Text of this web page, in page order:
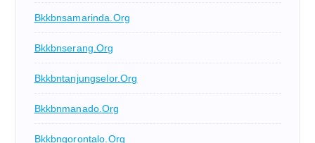
Bkkbnsamarinda.org
Bkkbnserang.org
Bkkbntanjungselor.org
Bkkbnmanado.org
Bkkbngorontalo.org